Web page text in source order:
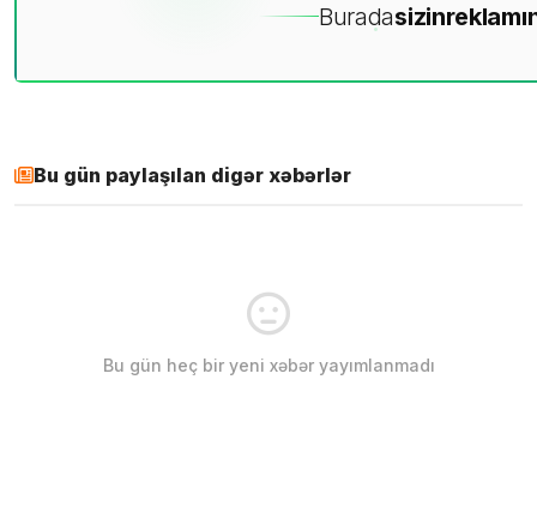
Buradasizin
Bu gün paylaşılan digər xəbərlər
Bu gün heç bir yeni xəbər yayımlanmadı